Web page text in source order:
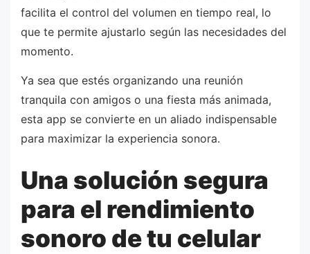
facilita el control del volumen en tiempo real, lo
que te permite ajustarlo según las necesidades del
momento.
Ya sea que estés organizando una reunión
tranquila con amigos o una fiesta más animada,
esta app se convierte en un aliado indispensable
para maximizar la experiencia sonora.
Una solución segura
para el rendimiento
sonoro de tu celular